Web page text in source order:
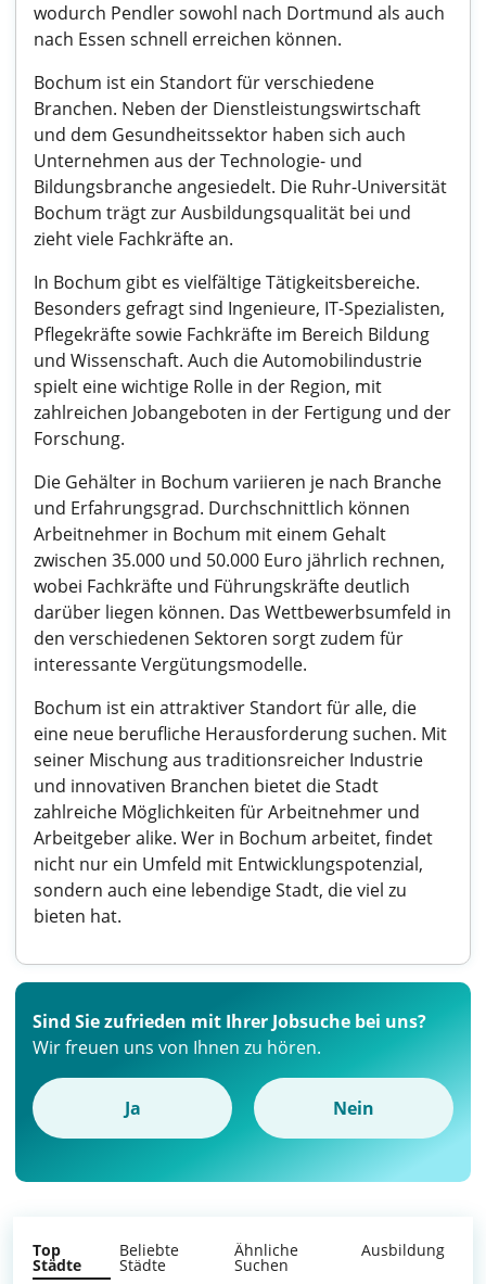
wodurch Pendler sowohl nach Dortmund als auch
nach Essen schnell erreichen können.
Bochum ist ein Standort für verschiedene
Branchen. Neben der Dienstleistungswirtschaft
und dem Gesundheitssektor haben sich auch
Unternehmen aus der Technologie- und
Bildungsbranche angesiedelt. Die Ruhr-Universität
Bochum trägt zur Ausbildungsqualität bei und
zieht viele Fachkräfte an.
In Bochum gibt es vielfältige Tätigkeitsbereiche.
Besonders gefragt sind Ingenieure, IT-Spezialisten,
Pflegekräfte sowie Fachkräfte im Bereich Bildung
und Wissenschaft. Auch die Automobilindustrie
spielt eine wichtige Rolle in der Region, mit
zahlreichen Jobangeboten in der Fertigung und der
Forschung.
Die Gehälter in Bochum variieren je nach Branche
und Erfahrungsgrad. Durchschnittlich können
Arbeitnehmer in Bochum mit einem Gehalt
zwischen 35.000 und 50.000 Euro jährlich rechnen,
wobei Fachkräfte und Führungskräfte deutlich
darüber liegen können. Das Wettbewerbsumfeld in
den verschiedenen Sektoren sorgt zudem für
interessante Vergütungsmodelle.
Bochum ist ein attraktiver Standort für alle, die
eine neue berufliche Herausforderung suchen. Mit
seiner Mischung aus traditionsreicher Industrie
und innovativen Branchen bietet die Stadt
zahlreiche Möglichkeiten für Arbeitnehmer und
Arbeitgeber alike. Wer in Bochum arbeitet, findet
nicht nur ein Umfeld mit Entwicklungspotenzial,
sondern auch eine lebendige Stadt, die viel zu
bieten hat.
Sind Sie zufrieden mit Ihrer Jobsuche bei uns?
Wir freuen uns von Ihnen zu hören.
Ja Nein
Top
Städte
Beliebte
Städte
Ähnliche
Suchen
Ausbildung